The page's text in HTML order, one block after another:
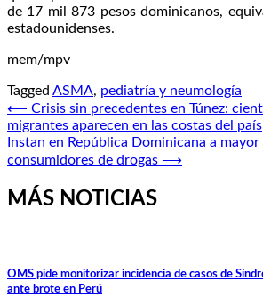
de 17 mil 873 pesos dominicanos,
estadounidenses.
mem/mpv
Tagged ASMA, pediatría y neumología
Navegación
de
entradas
⟵ Crisis sin precedentes en Túnez:
migrantes aparecen en las costas del país
Instan en República Dominicana a
consumidores de drogas ⟶
MÁS NOTICIAS
OMS pide monitorizar incidencia de casos de
ante brote en Perú